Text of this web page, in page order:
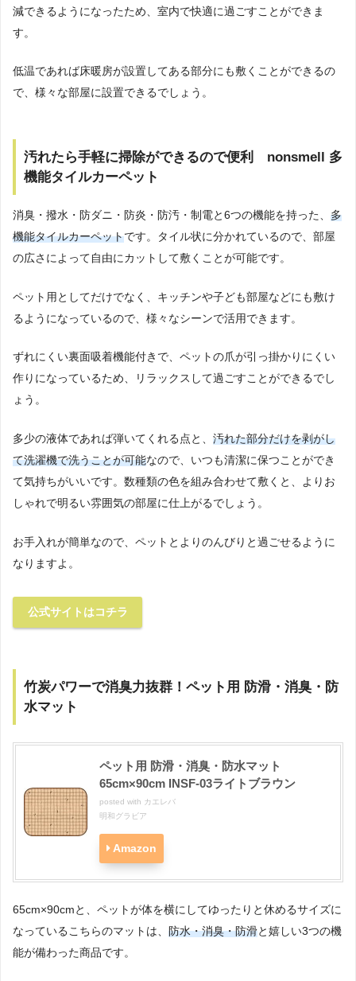
減できるようになったため、室内で快適に過ごすことができま
す。
低温であれば床暖房が設置してある部分にも敷くことができるの
で、様々な部屋に設置できるでしょう。
汚れたら手軽に掃除ができるので便利 nonsmell 多
機能タイルカーペット
消臭・撥水・防ダニ・防炎・防汚・制電と6つの機能を持った、 多
機能タイルカーペットです。タイル状に分かれているので、部屋
の広さによって自由にカットして敷くことが可能です。
ペット用としてだけでなく、キッチンや子ども部屋などにも敷け
るようになっているので、様々なシーンで活用できます。
ずれにくい裏面吸着機能付きで、ペットの爪が引っ掛かりにくい
作りになっているため、リラックスして過ごすことができるでし
ょう。
多少の液体であれば弾いてくれる点と、 汚れた部分だけを剥がし
て洗濯機で洗うことが可能なので、いつも清潔に保つことができ
て気持ちがいいです。数種類の色を組み合わせて敷くと、よりお
しゃれで明るい雰囲気の部屋に仕上がるでしょう。
お手入れが簡単なので、ペットとよりのんびりと過ごせるように
なりますよ。
公式サイトはコチラ
竹炭パワーで消臭力抜群！ペット用 防滑・消臭・防
水マット
ペット用 防滑・消臭・防水マット
65cm×90cm INSF-03ライトブラウン
posted with カエレバ
明和グラビア
Amazon
65cm×90cmと、ペットが体を横にしてゆったりと休めるサイズに
なっているこちらのマットは、 防水・消臭・防滑と嬉しい3つの機
能が備わった商品です。